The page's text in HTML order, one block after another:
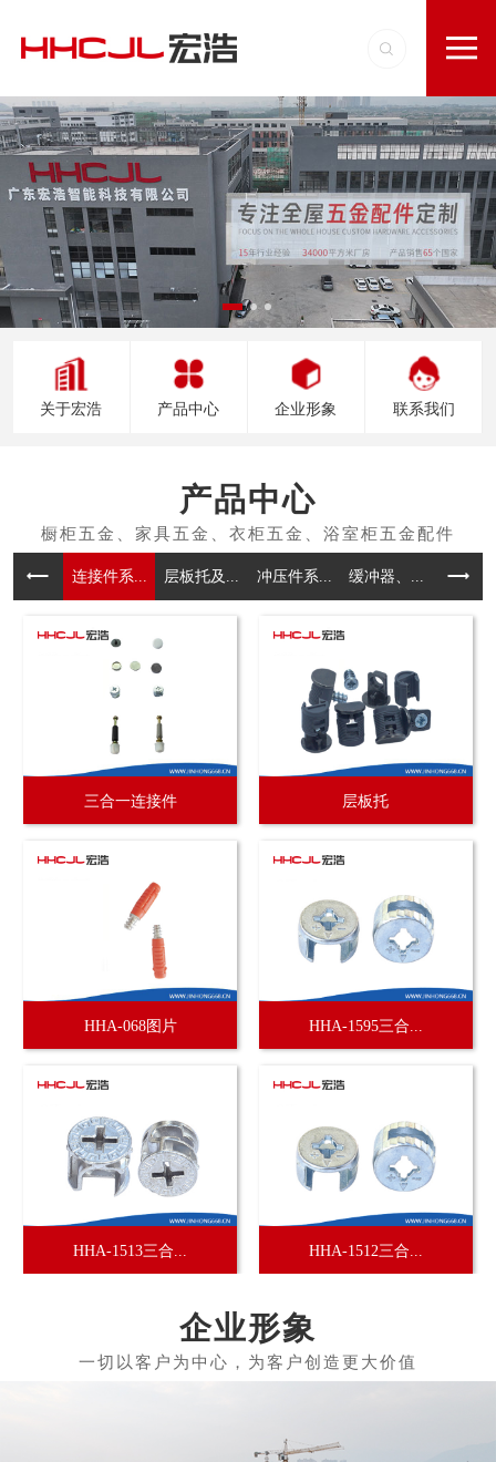
关于宏浩 产品中心 企业形象 联系我们
产品中心
连接件系... 层板托及... 冲压件系... 缓冲器、... 拉手
三合一连接件 层板托
HHA-068图片 HHA-1595三合...
HHA-1513三合... HHA-1512三合...
企业形象